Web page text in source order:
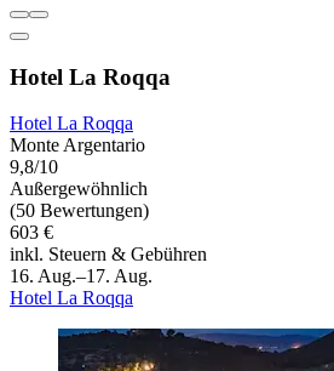
Hotel La Roqqa
Hotel La Roqqa
Monte Argentario
9,8/10
Außergewöhnlich
(50 Bewertungen)
603 €
inkl. Steuern & Gebühren
16. Aug.–17. Aug.
Hotel La Roqqa